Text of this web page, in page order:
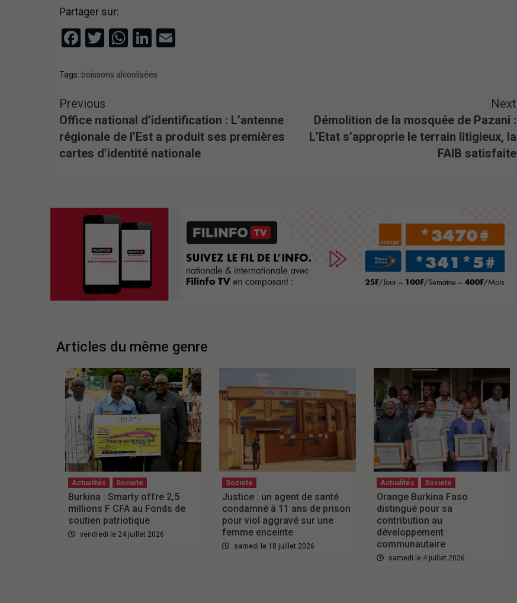
Partager sur:
Facebook
TwitterWhatsApp
LinkedIn
Tags: boissons alcoolisées
Previous
Office national d’identification : L’antenne
régionale de l’Est a produit ses premières
cartes d’identité nationale
Next
Démolition de la mosquée de Pazani :
L’Etat s’approprie le terrain litigieux, la
FAIB satisfaite
Articles du même genre
Actualités Societe
Burkina : Smarty offre 2,5
millions F CFA au Fonds de
soutien patriotique
vendredi le 24 juillet 2026
Societe
Justice : un agent de santé
condamné à 11 ans de prison
pour viol aggravé sur une
femme enceinte
samedi le 18 juillet 2026
Actualités Societe
Orange Burkina Faso
distingué pour sa
contribution au
développement
communautaire
samedi le 4 juillet 2026